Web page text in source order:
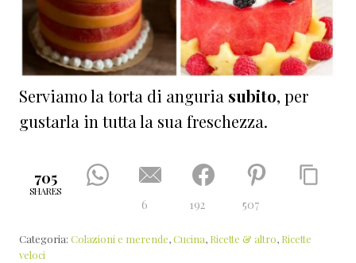
Serviamo la torta di anguria subito, per
gustarla in tutta la sua freschezza.
705
SHARES
6 192 507
Categoria: Colazioni e merende,Cucina, Ricette & altro, Ricette
veloci